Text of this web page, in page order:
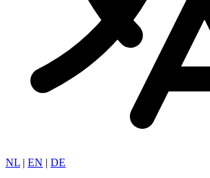
NL | EN | DE